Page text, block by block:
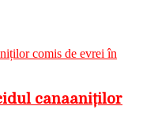
canaaniților